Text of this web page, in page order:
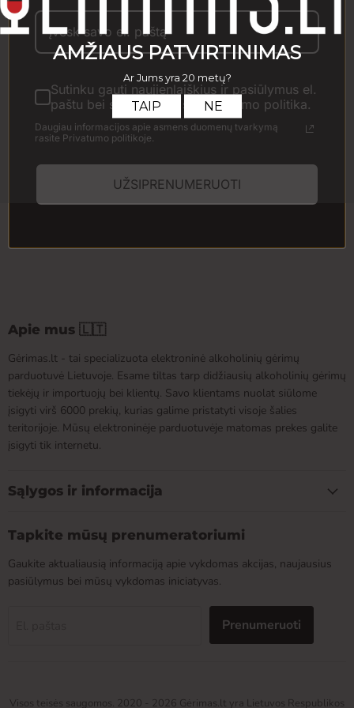
žievelių aromatų. Sodrus, šiltas, ilgo riešutiško poskonio.
Kiekis
Į krepšelį
nuotraukoje. Gauta prekė gali būti kito dizaino ar pakuotės
formos. Visa informacija, pateikiama el. parduotuvėje, yra
esančios ant faktinės produkto pakuotės. Rekomenduojame
Apie mus 🇱🇹
Gėrimas.lt - tai specializuota elektroninė alkoholinių gėrimų
parduotuvė Lietuvoje. Esame tiltas tarp didžiausių alkoholinių gėrimų
tiekėjų ir importuojų bei klientų. Savo klientams nuolat siūlome
įsigyti virš 6000 prekių, kurias galime pristatyti visoje šalies
teritorijoje. Mūsų elektroninėje parduotuvėje matomas prekes galite
įsigyti tik internetu.
Sąlygos ir informacija
Tapkite mūsų prenumeratoriumi
Gaukite aktualiausią informaciją apie vykdomas akcijas, naujausius
pasiūlymus bei mūsų vykdomas iniciatyvas.
Prenumeruoti
Visos teisės saugomos. 2020 - 2026 Gėrimas.lt yra Lietuvos Respublikos
Sutinku gauti naujienlaiškius ir pasiūlymus el.
paštu bei susipažinau su Privatumo politika.
Daugiau informacijos apie asmens duomenų tvarkymą
rasite Privatumo politikoje.
UŽSIPRENUMERUOTI